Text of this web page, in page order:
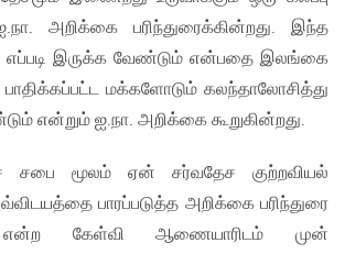
அறிக்கை பரிந்துரைக்கின்றது. இந்த
எப்படி இருக்க வேண்டும் என்பதை இலங்கை
பாதிக்கப்பட்ட மக்களோடும் கலந்தாலோசித்து
என்றும் ஐ.நா. அறிக்கை கூறுகின்றது.
சபை மூலம் ஏன் சர்வதேச குற்றவியல்
பாரப்படுத்த அறிக்கை பரிந்துரை
என்ற கேள்வி ஆணையாரிடம் முன்